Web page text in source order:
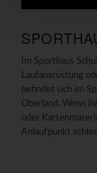
Im Sporthaus
Laufausrüstung
befindet sich im
Oberland. Wenn
oder
Anlaufpunkt